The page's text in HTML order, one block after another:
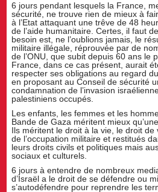
6 jours pendant lesquels la France,
sécurité, ne trouve rien de mieux à
à l’Etat attaquant une trêve de 48
de l’aide humanitaire. Certes, il faut
besoin est, ne l’oublions jamais, le
militaire illégale, réprouvée par de
de l’ONU, que subit depuis 60 ans le
France, dans ce cas présent, aurait
respecter ses obligations au regard
en proposant au Conseil de sécurité
condamnation de l’invasion
palestiniens occupés.
Les enfants, les femmes et les
Bande de Gaza méritent mieux
Ils méritent le droit à la vie, le droit de
de l’occupation militaire et restitués
leurs droits civils et politiques mais
sociaux et culturels.
6 jours à entendre de nombreux
d’Israël a le droit de se défendre ou
s’autodéfendre pour reprendre les